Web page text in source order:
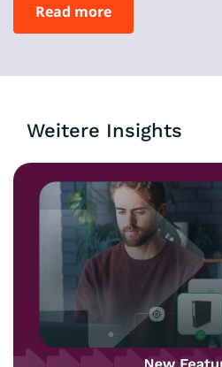
Read more
Weitere Insights